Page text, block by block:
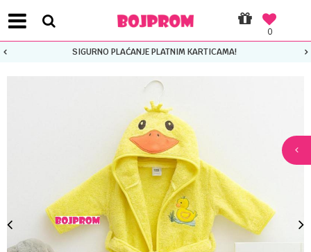
0
SIGURNO PLAĆANJE PLATNIM KARTICAMA!